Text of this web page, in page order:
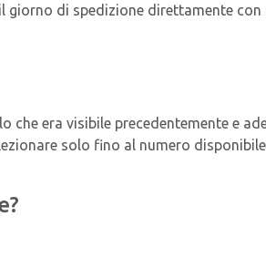
giorno di spedizione direttamente
era visibile precedentemente e
solo fino al numero